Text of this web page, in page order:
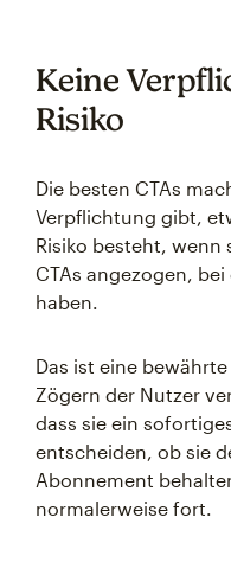
Keine
Risiko
Die besten CTAs
Verpflichtung gibt,
Risiko besteht, wenn
CTAs angezogen,
haben.
Das ist eine
Zögern der Nutzer
dass sie ein
entscheiden, ob sie
Abonnement
normalerweise fort.